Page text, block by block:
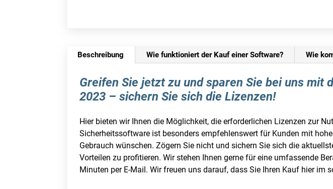
Beschreibung Wie funktioniert der Kauf einer Software? Wie
Greifen Sie jetzt zu und sparen Sie bei uns mit
2023 – sichern Sie sich die Lizenzen!
Hier bieten wir Ihnen die Möglichkeit, die erforderlichen Lizenzen zur
Sicherheitssoftware ist besonders empfehlenswert für Kunden mit
Gebrauch wünschen. Zögern Sie nicht und sichern Sie sich die
Vorteilen zu profitieren. Wir stehen Ihnen gerne für eine umfassende
Minuten per E-Mail. Wir freuen uns darauf, dass Sie Ihren Kauf hier im